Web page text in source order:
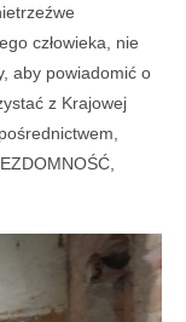
człowieka, nie
aby powiadomić o
z Krajowej